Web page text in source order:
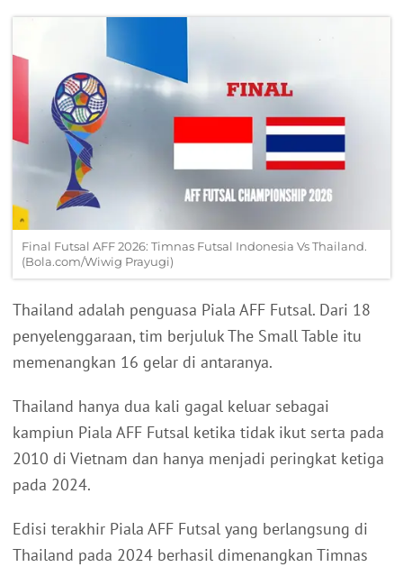
Final Futsal AFF 2026: Timnas Futsal Indonesia Vs Thailand.
(Bola.com/Wiwig Prayugi)
Thailand adalah penguasa Piala AFF Futsal. Dari 18
penyelenggaraan, tim berjuluk The Small Table itu
memenangkan 16 gelar di antaranya.
Thailand hanya dua kali gagal keluar sebagai
kampiun Piala AFF Futsal ketika tidak ikut serta pada
2010 di Vietnam dan hanya menjadi peringkat ketiga
pada 2024.
Edisi terakhir Piala AFF Futsal yang berlangsung di
Thailand pada 2024 berhasil dimenangkan Timnas